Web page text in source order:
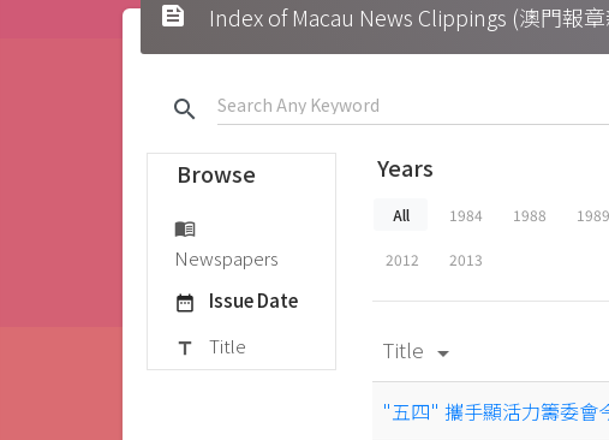
feed Index of Macau News Clippings (澳門報
search
Browse
menu_book
Newspapers
date_range Issue Date
title Title
Years
All 1984 1988 1989
2012 2013
Title arrow_drop_down
"五四" 攜手顯活力籌委會